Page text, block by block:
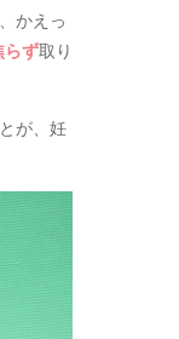
かえっ
らず取り
が、妊